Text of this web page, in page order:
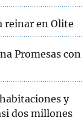
reinar en Olite
Promesas con
y
dos millones